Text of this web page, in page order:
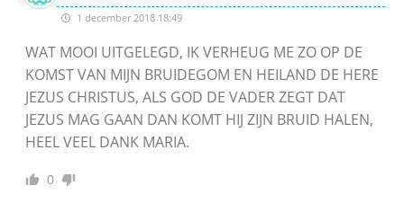
1 december 2018 18:49
WAT MOOI UITGELEGD, IK VERHEUG ME ZO OP DE
KOMST VAN MIJN BRUIDEGOM EN HEILAND DE HERE
JEZUS CHRISTUS, ALS GOD DE VADER ZEGT DAT
JEZUS MAG GAAN DAN KOMT HIJ ZIJN BRUID HALEN,
HEEL VEEL DANK MARIA.
0